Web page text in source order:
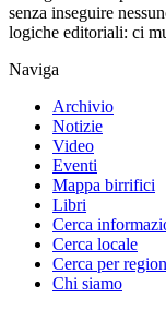
senza inseguire
logiche editoriali: ci
Naviga
Archivio
Notizie
Video
Eventi
Mappa birrifici
Libri
Cerca
Cerca locale
Cerca per
Chi siamo